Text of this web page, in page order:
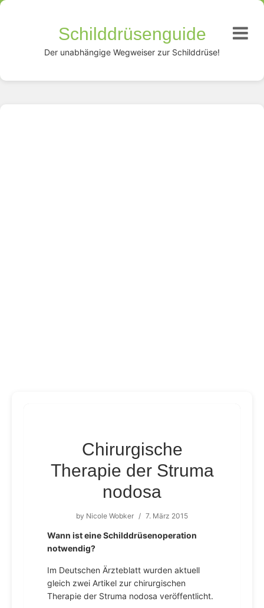
Schilddrüsenguide
Der unabhängige Wegweiser zur Schilddrüse!
Chirurgische
Therapie der Struma
nodosa
by Nicole Wobker / 7. März 2015
Wann ist eine Schilddrüsenoperation
notwendig?
Im Deutschen Ärzteblatt wurden aktuell
gleich zwei Artikel zur chirurgischen
Therapie der Struma nodosa veröffentlicht.